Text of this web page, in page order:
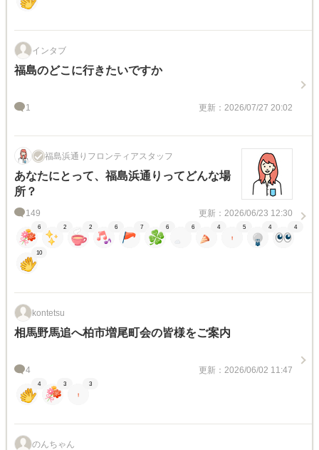
インタブ
福島のどこに行きたいですか
1 更新：2026/07/27 20:02
福島浜通りフロンティアスタッフ
あなたにとって、福島浜通りってどんな場
所？
149 更新：2026/06/23 12:30
6 2 2 6 7 6 6 4 5 4 4
10
kontetsu
相馬野馬追へ柏市増尾町会の皆様をご案内
4 更新：2026/06/02 11:47
4 3 3
のんちゃん